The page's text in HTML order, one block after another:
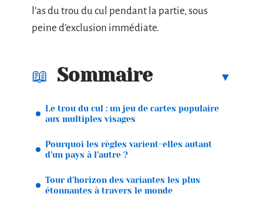
l’as du trou du cul pendant la partie, sous
peine d’exclusion immédiate.
Sommaire
Le trou du cul : un jeu de cartes populaire
aux multiples visages
Pourquoi les règles varient-elles autant
d’un pays à l’autre ?
Tour d’horizon des variantes les plus
étonnantes à travers le monde